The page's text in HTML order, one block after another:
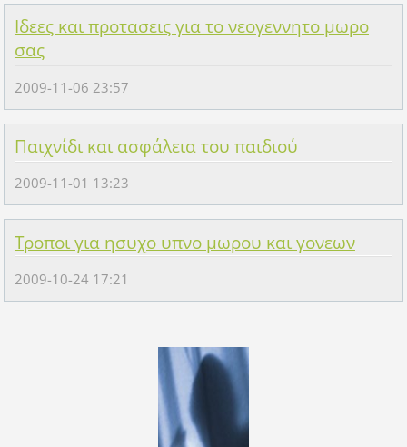
Ιδεες και προτασεις για το νεογεννητο μωρο
σας
2009-11-06 23:57
Παιχνίδι και ασφάλεια του παιδιού
2009-11-01 13:23
Τροποι για ησυχο υπνο μωρου και γονεων
2009-10-24 17:21